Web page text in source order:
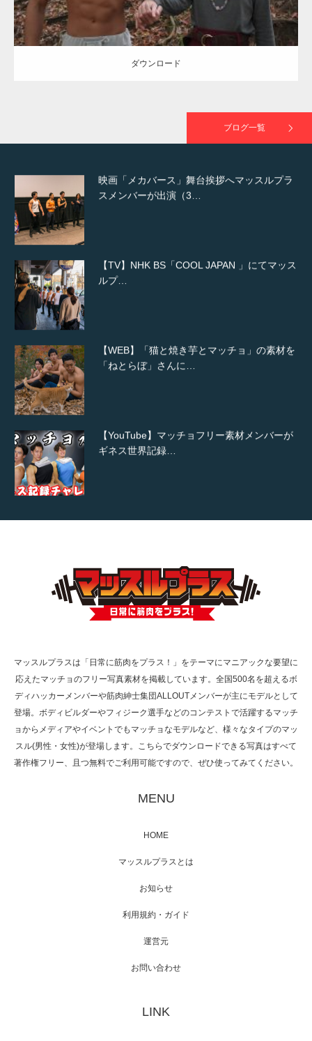
ダウンロード
ブログ一覧
NHK「所さん！事件ですよ」に取材されまし
た（6/8放送）
映画「メカバース」舞台挨拶へマッスルプラ
スメンバーが出演（3…
【TV】NHK BS「COOL JAPAN 」にてマッス
ルプ…
【WEB】「猫と焼き芋とマッチョ」の素材を
「ねとらぼ」さんに…
【YouTube】マッチョフリー素材メンバーが
ギネス世界記録…
【TV】TBS番組「ひるおび」にてマッスルプ
TOKYO FMラジオ番組「ONE MORNING」
で紹介さ…
た（6/8放送）
映画「メカバース」舞台挨拶へマッスルプラ
【TV】NHK BS「COOL JAPAN 」にてマッス
マッスルプラスは「日常に筋肉をプラス！」をテーマにマニアックな要望に
応えたマッチョのフリー写真素材を掲載しています。全国500名を超えるボ
ディハッカーメンバーや筋肉紳士集団ALLOUTメンバーが主にモデルとして
登場。ボディビルダーやフィジーク選手などのコンテストで活躍するマッチ
ョからメディアやイベントでもマッチョなモデルなど、様々なタイプのマッ
スル(男性・女性)が登場します。こちらでダウンロードできる写真はすべて
著作権フリー、且つ無料でご利用可能ですので、ぜひ使ってみてください。
MENU
HOME
マッスルプラスとは
お知らせ
利用規約・ガイド
運営元
お問い合わせ
LINK